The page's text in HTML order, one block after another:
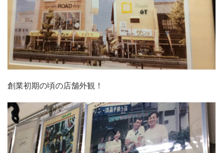
創業初期の頃の店舗外観！